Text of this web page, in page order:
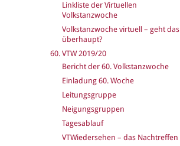
Linkliste der Virtuellen
Volkstanzwoche
Volkstanzwoche virtuell – geht das
überhaupt?
60. VTW 2019/20
Bericht der 60. Volkstanzwoche
Einladung 60. Woche
Leitungsgruppe
Neigungsgruppen
Tagesablauf
VTWiedersehen – das Nachtreffen